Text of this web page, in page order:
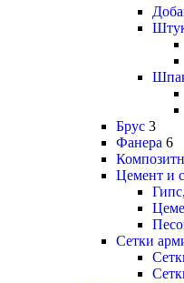
Брус 3
Фанера 6
Цемент и
Сетки